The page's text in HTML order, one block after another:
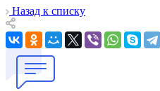
Назад к списку